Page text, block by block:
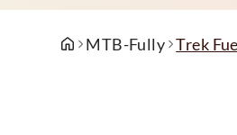
MTB-Fully Trek